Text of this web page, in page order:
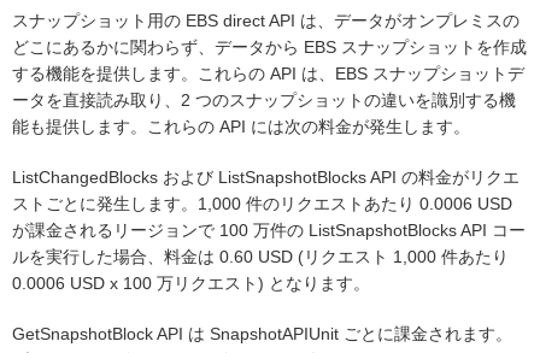
スナップショット用の EBS direct API は、データがオンプレミスの
どこにあるかに関わらず、データから EBS スナップショットを作成
する機能を提供します。これらの API は、EBS スナップショットデ
ータを直接読み取り、2 つのスナップショットの違いを識別する機
能も提供します。これらの API には次の料金が発生します。
ListChangedBlocks および ListSnapshotBlocks API の料金がリクエ
ストごとに発生します。1,000 件のリクエストあたり 0.0006 USD
が課金されるリージョンで 100 万件の ListSnapshotBlocks API コー
ルを実行した場合、料金は 0.60 USD (リクエスト 1,000 件あたり
0.0006 USD x 100 万リクエスト) となります。
GetSnapshotBlock API は SnapshotAPIUnit ごとに課金されます。